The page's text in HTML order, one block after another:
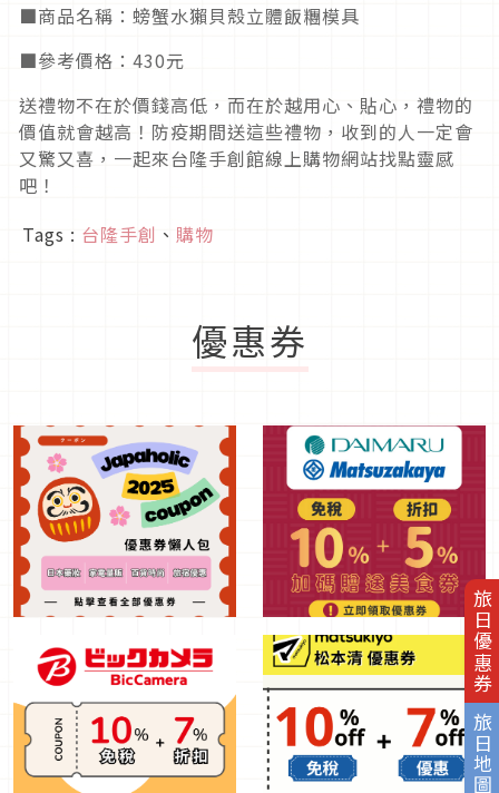
旅日優惠券
旅日地圖
■商品名稱：螃蟹水獺貝殼立體飯糰模具
■參考價格：430元
送禮物不在於價錢高低，而在於越用心、貼心，禮物的
價值就會越高！防疫期間送這些禮物，收到的人一定會
又驚又喜，一起來台隆手創館線上購物網站找點靈感
吧！
Tags : 台隆手創 、 購物
優惠券